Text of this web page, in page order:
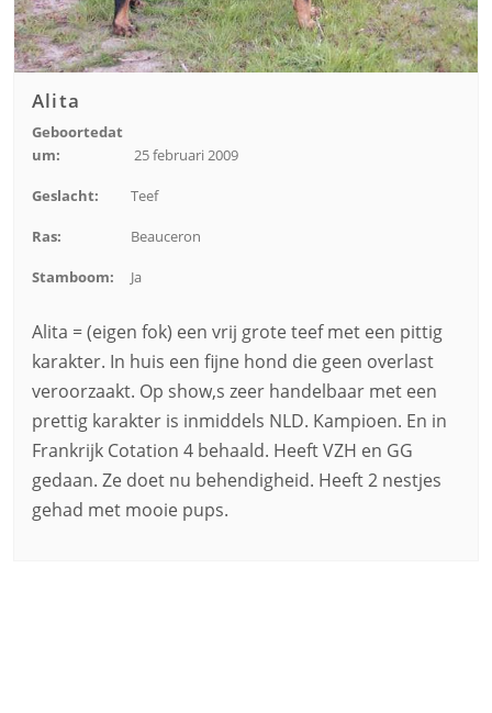
Alita
Geboortedat
um:
25 februari 2009
Geslacht: Teef
Ras: Beauceron
Stamboom: Ja
Alita = (eigen fok) een vrij grote teef met een pittig
karakter. In huis een fijne hond die geen overlast
veroorzaakt. Op show,s zeer handelbaar met een
prettig karakter is inmiddels NLD. Kampioen. En in
Frankrijk Cotation 4 behaald. Heeft VZH en GG
gedaan. Ze doet nu behendigheid. Heeft 2 nestjes
gehad met mooie pups.